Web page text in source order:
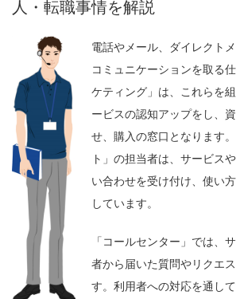
人・転職事情を解説
電話やメール、ダイレクト
コミュニケーションを取る
ケティング」は、これらを
ービスの認知アップをし、
せ、購入の窓口となります
ト」の担当者は、サービス
い合わせを受け付け、使い
しています。
「コールセンター」では、
者から届いた質問やリクエ
す。利用者への対応を通し